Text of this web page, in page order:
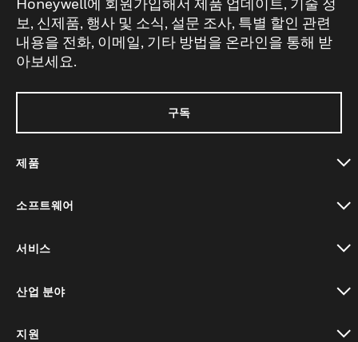
Honeywell에 회원가입해서 제품 업데이트, 기술 정
보, 신제품, 행사 및 소식, 설문 조사, 특별 할인 관련
내용을 전화, 이메일, 기타 방법을 온라인을 통해 받
아보세요.
구독
제품
소프트웨어
서비스
산업 분야
지원